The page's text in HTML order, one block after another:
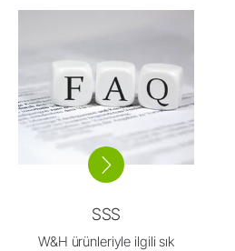
SSS
W&H ürünleriyle ilgili sık